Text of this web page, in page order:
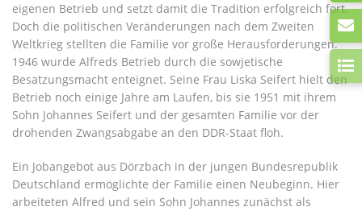
eigenen Betrieb und setzt damit die Tradition erfolgreich fort.
Doch die politischen Veränderungen nach dem Zweiten
Weltkrieg stellten die Familie vor große Herausforderungen.
1946 wurde Alfreds Betrieb durch die sowjetische
Besatzungsmacht enteignet. Seine Frau Liska Seifert hielt den
Betrieb noch einige Jahre am Laufen, bis sie 1951 mit ihrem
Sohn Johannes Seifert und der gesamten Familie vor der
drohenden Zwangsabgabe an den DDR-Staat floh.
Ein Jobangebot aus Dörzbach in der jungen Bundesrepublik
Deutschland ermöglichte der Familie einen Neubeginn. Hier
arbeiteten Alfred und sein Sohn Johannes zunächst als